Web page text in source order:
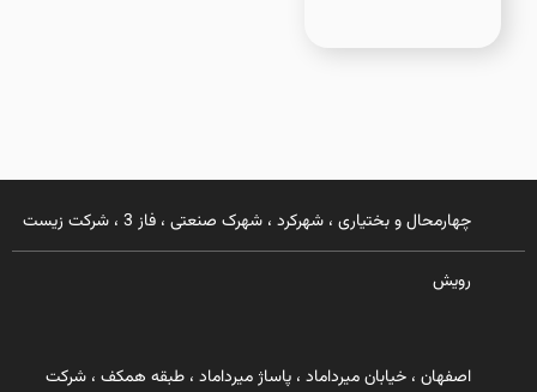
چهارمحال و بختیاری ، شهرکرد ، شهرک صنعتی ، فاز 3 ، شرکت زیست
رویش
اصفهان ، خیابان میرداماد ، پاساژ میرداماد ، طبقه همکف ، شرکت